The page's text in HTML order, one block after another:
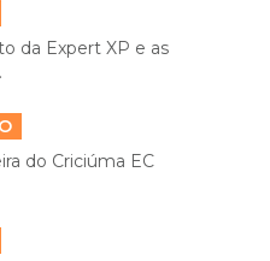
da Expert XP e as
do Criciúma EC